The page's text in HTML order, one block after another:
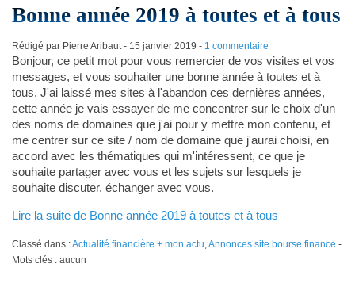
Bonne année 2019 à toutes et à tous
Rédigé par Pierre Aribaut - 15 janvier 2019 - 1 commentaire
Bonjour, ce petit mot pour vous remercier de vos visites et vos
messages, et vous souhaiter une bonne année à toutes et à
tous. J'ai laissé mes sites à l'abandon ces dernières années,
cette année je vais essayer de me concentrer sur le choix d'un
des noms de domaines que j'ai pour y mettre mon contenu, et
me centrer sur ce site / nom de domaine que j'aurai choisi, en
accord avec les thématiques qui m'intéressent, ce que je
souhaite partager avec vous et les sujets sur lesquels je
souhaite discuter, échanger avec vous.
Lire la suite de Bonne année 2019 à toutes et à tous
Classé dans :Actualité financière + mon actu Annonces site bourse finance -
Mots clés : aucun